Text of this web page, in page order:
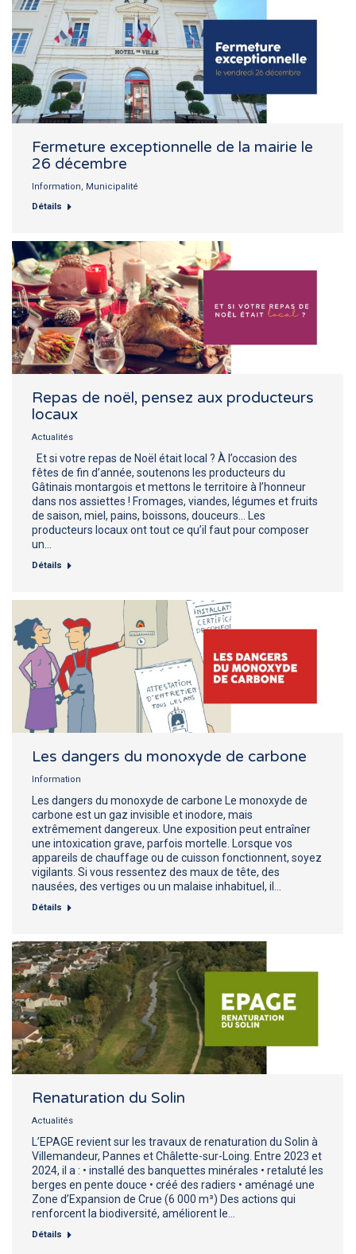
Fermeture exceptionnelle de la mairie le
26 décembre
Information, Municipalité
Détails
Repas de noël, pensez aux producteurs
locaux
Actualités
Et si votre repas de Noël était local ? À l’occasion des
fêtes de fin d’année, soutenons les producteurs du
Gâtinais montargois et mettons le territoire à l’honneur
dans nos assiettes ! Fromages, viandes, légumes et fruits
de saison, miel, pains, boissons, douceurs… Les
producteurs locaux ont tout ce qu’il faut pour composer
un…
Détails
Les dangers du monoxyde de carbone
Information
Les dangers du monoxyde de carbone Le monoxyde de
carbone est un gaz invisible et inodore, mais
extrêmement dangereux. Une exposition peut entraîner
une intoxication grave, parfois mortelle. Lorsque vos
appareils de chauffage ou de cuisson fonctionnent, soyez
vigilants. Si vous ressentez des maux de tête, des
nausées, des vertiges ou un malaise inhabituel, il…
Détails
Renaturation du Solin
Actualités
L’EPAGE revient sur les travaux de renaturation du Solin à
Villemandeur, Pannes et Châlette-sur-Loing. Entre 2023 et
2024, il a : • installé des banquettes minérales • retaluté les
berges en pente douce • créé des radiers • aménagé une
Zone d’Expansion de Crue (6 000 m³) Des actions qui
renforcent la biodiversité, améliorent le…
Détails